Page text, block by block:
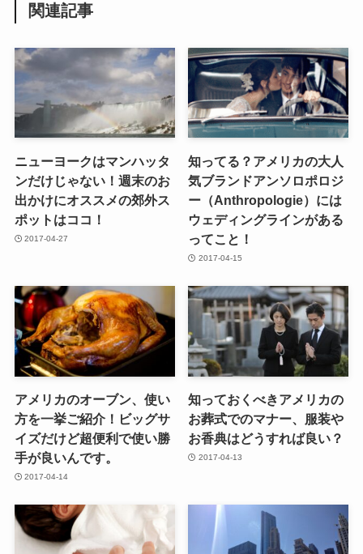
関連記事
ニューヨークはマンハッタ
ンだけじゃない！週末のお
出かけにオススメの郊外ス
ポットはココ！
2017-04-27
知ってる？アメリカの大人
気ブランドアンソロポロジ
ー（Anthropologie）には
ウェディングラインがある
ってこと！
2017-04-15
アメリカのオーブン、使い
方を一挙ご紹介！ビッグサ
イズだけど超便利で使い勝
手が良いんです。
2017-04-14
知っておくべきアメリカの
お葬式でのマナー、服装や
お香典はどうすれば良い？
2017-04-13